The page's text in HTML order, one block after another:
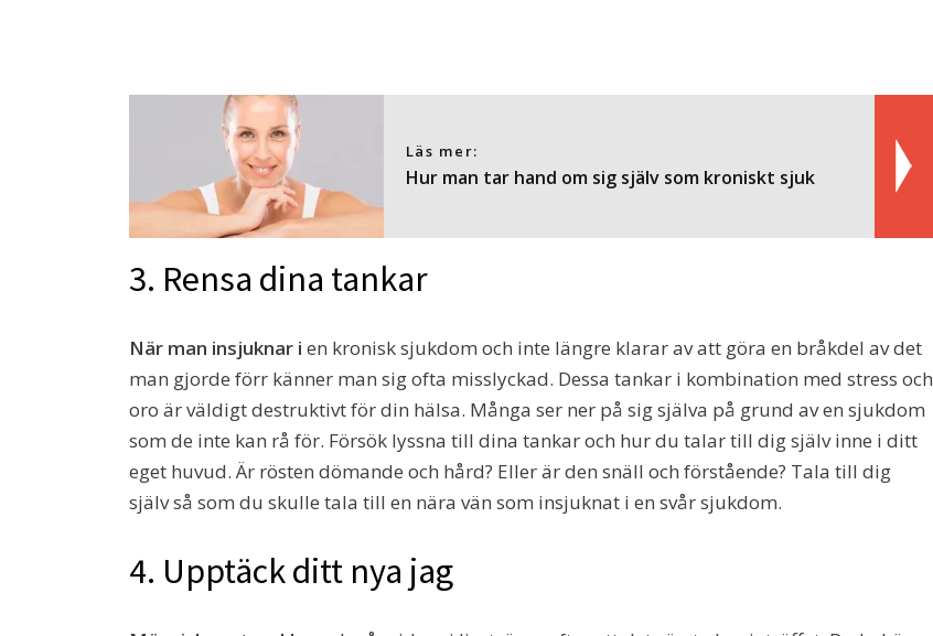
Läs mer:
Hur man tar hand om sig själv som kroniskt sjuk
3. Rensa dina tankar
När man insjuknar i en kronisk sjukdom och inte längre klarar av att göra en bråkdel av det
man gjorde förr känner man sig ofta misslyckad. Dessa tankar i kombination med stress och
oro är väldigt destruktivt för din hälsa. Många ser ner på sig själva på grund av en sjukdom
som de inte kan rå för. Försök lyssna till dina tankar och hur du talar till dig själv inne i ditt
eget huvud. Är rösten dömande och hård? Eller är den snäll och förstående? Tala till dig
själv så som du skulle tala till en nära vän som insjuknat i en svår sjukdom.
4. Upptäck ditt nya jag